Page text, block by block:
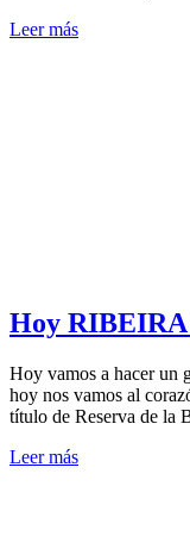
Leer más
Hoy RIBEIRA
Hoy vamos a hacer un
hoy nos vamos al
título de Reserva de la
Leer más